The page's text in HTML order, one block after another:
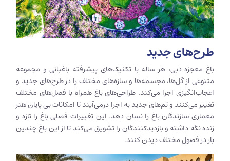
طرح‌های جدید
باغ معجزه دبی، هر ساله با تکنیک‌های‌ پیشرفته باغبانی و مجموعه
متنوعی از گل‌ها، مجسمه‌ها و ساز‌ه‌های مختلف را در طرح‌های جدید و
اعجاب‌انگیزی اجرا می‌کند. طراحی‌های باغ همراه با فصل‌های مختلف
تغییر می‌کنند و تم‌های جدید به اجرا در‌می‌آیند تا امکانات بی پایان هنر
معماری سازندگان باغ را نسان دهد. این تغییرات فصلی باغ را تازه و
زنده نگه داشته و بازدیدکنندگان را تشویق می‌کند تا از این باغ چندین
بار در فصول مختلف دیدن کنند.